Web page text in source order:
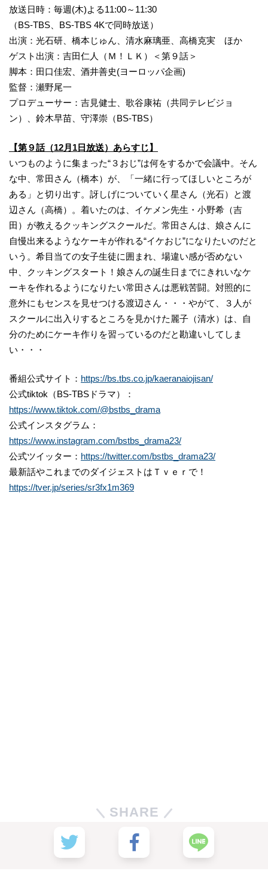
放送日時：毎週(木)よる11:00～11:30
（BS-TBS、BS-TBS 4Kで同時放送）
出演：光石研、橋本じゅん、清水麻璃亜、高橋克実 ほか
ゲスト出演：吉田仁人（Ｍ！ＬＫ）＜第９話＞
脚本：田口佳宏、酒井善史(ヨーロッパ企画)
監督：瀬野尾一
プロデューサー：吉見健士、歌谷康祐（共同テレビジョ
ン）、鈴木早苗、守澤崇（BS‐TBS）
【第９話（12月1日放送）あらすじ】
いつものように集まった“３おじ”は何をするかで会議中。そん
な中、常田さん（橋本）が、「一緒に行ってほしいところが
ある」と切り出す。訝しげについていく星さん（光石）と渡
辺さん（高橋）。着いたのは、イケメン先生・小野希（吉
田）が教えるクッキングスクールだ。常田さんは、娘さんに
自慢出来るようなケーキが作れる“イケおじ”になりたいのだと
いう。希目当ての女子生徒に囲まれ、場違い感が否めない
中、クッキングスタート！娘さんの誕生日までにきれいなケ
ーキを作れるようになりたい常田さんは悪戦苦闘。対照的に
意外にもセンスを見せつける渡辺さん・・・やがて、３人が
スクールに出入りするところを見かけた麗子（清水）は、自
分のためにケーキ作りを習っているのだと勘違いしてしま
い・・・
番組公式サイト： https://bs.tbs.co.jp/kaeranaiojisan/
公式tiktok（BS‐TBSドラマ）：
https://www.tiktok.com/@bstbs_drama
公式インスタグラム：
https://www.instagram.com/bstbs_drama23/
公式ツイッター： https://twitter.com/bstbs_drama23/
最新話やこれまでのダイジェストはＴｖｅｒで！
https://tver.jp/series/sr3fx1m369
SHARE